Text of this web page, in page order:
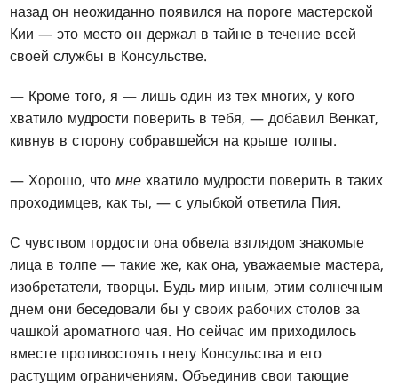
назад он неожиданно появился на пороге мастерской
Кии — это место он держал в тайне в течение всей
своей службы в Консульстве.
— Кроме того, я — лишь один из тех многих, у кого
хватило мудрости поверить в тебя, — добавил Венкат,
кивнув в сторону собравшейся на крыше толпы.
— Хорошо, чтомне хватило мудрости поверить в таких
проходимцев, как ты, — с улыбкой ответила Пия.
С чувством гордости она обвела взглядом знакомые
лица в толпе — такие же, как она, уважаемые мастера,
изобретатели, творцы. Будь мир иным, этим солнечным
днем они беседовали бы у своих рабочих столов за
чашкой ароматного чая. Но сейчас им приходилось
вместе противостоять гнету Консульства и его
растущим ограничениям. Объединив свои тающие